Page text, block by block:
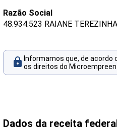
Razão Social
48.934.523 RAIANE
Informamos que, de acordo
os direitos do
Dados da receita